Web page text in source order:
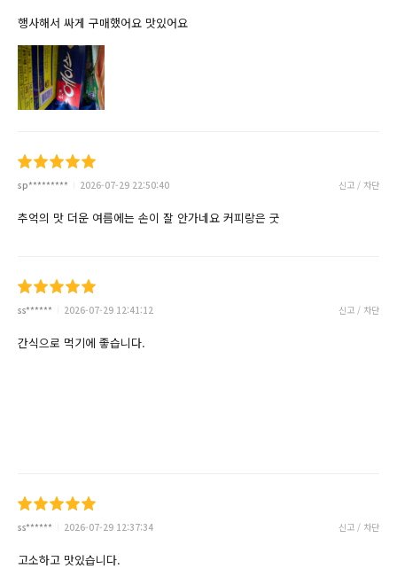
행사해서 싸게 구매했어요 맛있어요
sp********* 2026-07-29 22:50:40 신고 / 차단
추억의 맛 더운 여름에는 손이 잘 안가네요 커피랑은 굿
ss****** 2026-07-29 12:41:12 신고 / 차단
간식으로 먹기에 좋습니다.
ss****** 2026-07-29 12:37:34 신고 / 차단
고소하고 맛있습니다.